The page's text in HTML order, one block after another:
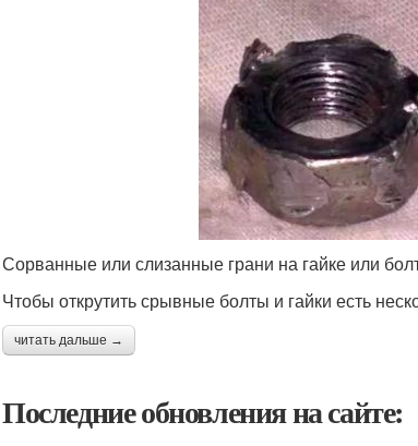
Сорванные или слизанные грани на гайке или
Чтобы открутить срывные болты и гайки есть
читать дальше →
Последние обновления на сайте: